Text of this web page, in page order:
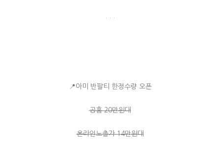
📍 아미 반팔티 한정수량 오픈
공홈 20만원대
온라인노출가 14만원대